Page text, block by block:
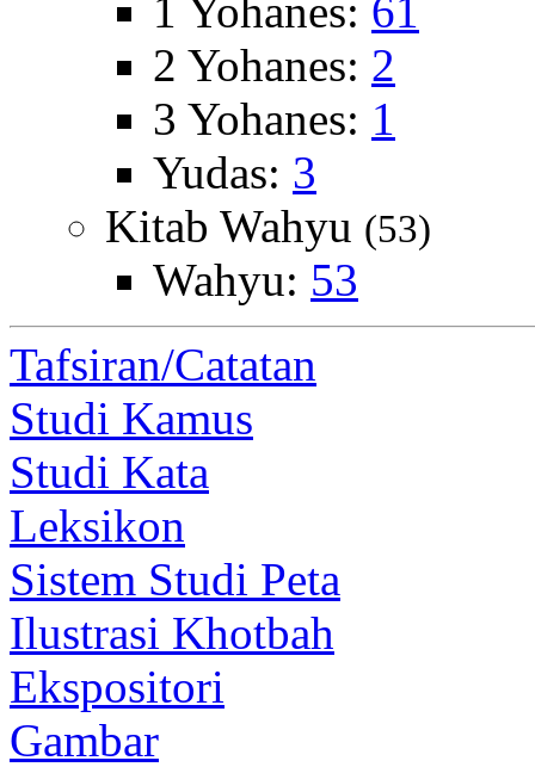
1 Yohanes: 61
2 Yohanes: 2
3 Yohanes: 1
Yudas: 3
Kitab Wahyu (53)
Wahyu: 53
Tafsiran/Catatan
Studi Kamus
Studi Kata
Leksikon
Sistem Studi Peta
Ilustrasi Khotbah
Ekspositori
Gambar